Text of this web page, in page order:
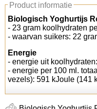
Product informatie
Biologisch Yoghurtijs
- 23 gram koolhydraten
- waarvan suikers: 22
Energie
- energie uit
- energie per 100 ml.
vezels): 591 kJoule (141